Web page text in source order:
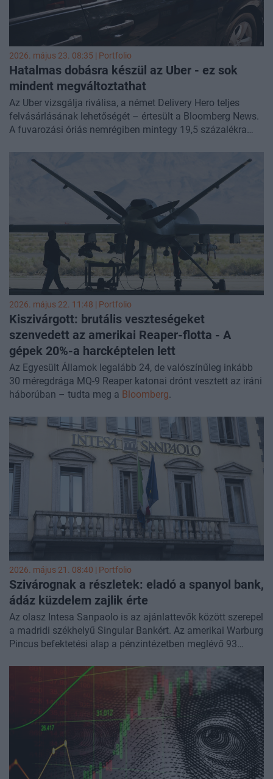
2026. május 23. 08:35 | Portfolio
Hatalmas dobásra készül az Uber - ez sok
mindent megváltoztathat
Az Uber vizsgálja riválisa, a német Delivery Hero teljes
felvásárlásának lehetőségét – értesült a Bloomberg News.
A fuvarozási óriás nemrégiben mintegy 19,5 százalékra
részvényesévé vált.
2026. május 22. 11:48 | Portfolio
Kiszivárgott: brutális veszteségeket
szenvedett az amerikai Reaper-flotta - A
gépek 20%-a harcképtelen lett
Az Egyesült Államok legalább 24, de valószínűleg inkább
30 méregdrága MQ-9 Reaper katonai drónt vesztett az iráni
háborúban – tudta meg a Bloomberg.
2026. május 21. 08:40 | Portfolio
Szivárognak a részletek: eladó a spanyol bank,
ádáz küzdelem zajlik érte
Az olasz Intesa Sanpaolo is az ajánlattevők között szerepel
a madridi székhelyű Singular Bankért. Az amerikai Warburg
Pincus befektetési alap a pénzintézetben meglévő 93
három, az ügyletre rálátó forrás.